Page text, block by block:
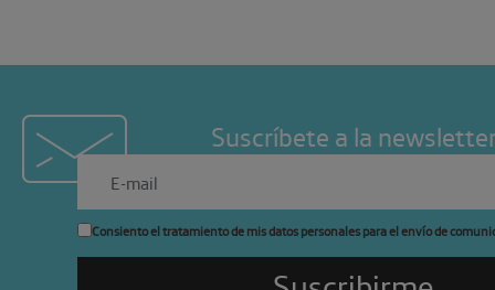
Suscríbete a la
Consiento el tratamiento de mis datos personales para el envío de